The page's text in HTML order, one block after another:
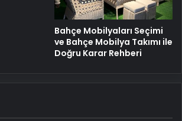
Bahçe Mobilyaları Seçimi
ve Bahçe Mobilya Takımı ile
Doğru Karar Rehberi